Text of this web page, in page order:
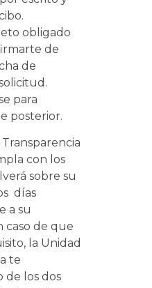
obligado
de
de
para
posterior.
con los
sobre su
días
a su
caso de que
la Unidad
te
de los dos